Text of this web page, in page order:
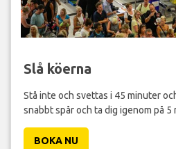
Slå köerna
Stå inte och svettas i 45 minuter
snabbt spår och ta dig igenom på
BOKA NU